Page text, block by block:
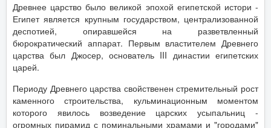
Древнее царство было великой эпохой египетской истори -
Египет является крупным государством, централизованной
деспотией, опиравшейся на разветвленный
бюрократический аппарат. Первым властителем Древнего
царства был Джосер, основатель III династии египетских
царей.
Периоду Древнего царства свойственен стремительный рост
каменного строительства, кульминационным моментом
которого явилось возведение царских усыпальниц -
огромных пирамид с поминальными храмами и "городами"